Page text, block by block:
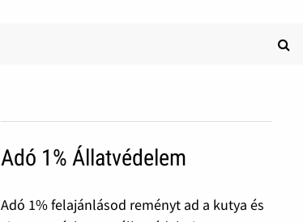
Adó 1% Állatvédelem
Adó 1% felajánlásod reményt ad a kutya és